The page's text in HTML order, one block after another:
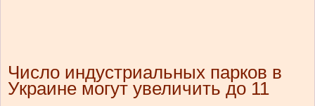
Число индустриальных парков в
Украине могут увеличить до 11